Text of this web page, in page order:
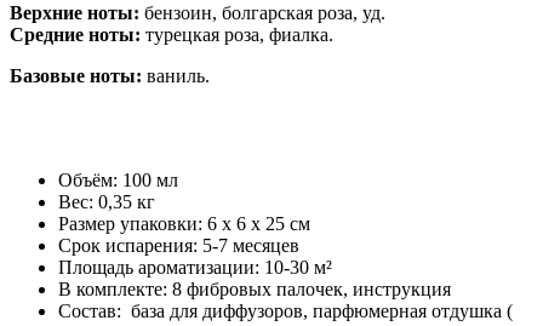
Верхние ноты: бензоин, болгарская роза, уд.
Средние ноты: турецкая роза, фиалка.
Базовые ноты: ваниль.
Объём: 100 мл
Вес: 0,35 кг
Размер упаковки: 6 x 6 x 25 см
Срок испарения: 5-7 месяцев
Площадь ароматизации: 10-30 м²
В комплекте: 8 фибровых палочек, инструкция
Состав: база для диффузоров, парфюмерная отдушка (